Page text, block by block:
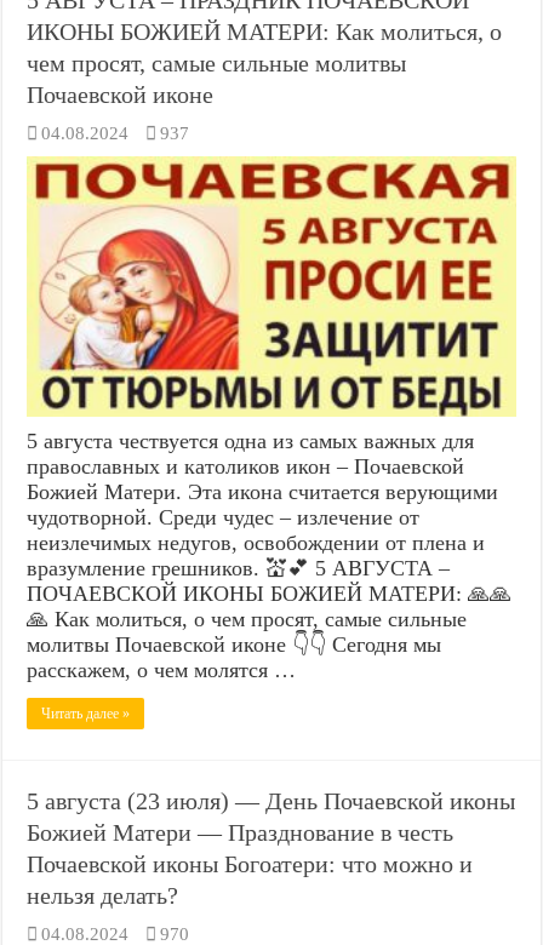
ИКОНЫ БОЖИЕЙ МАТЕРИ: Как молиться, о
чем просят, самые сильные молитвы
Почаевской иконе
04.08.2024 937
5 августа чествуется одна из самых важных для
православных и католиков икон – Почаевской
Божией Матери. Эта икона считается верующими
чудотворной. Среди чудес – излечение от
неизлечимых недугов, освобождении от плена и
вразумление грешников. 💒💕 5 АВГУСТА –
ПОЧАЕВСКОЙ ИКОНЫ БОЖИЕЙ МАТЕРИ: 🙏🙏
🙏 Как молиться, о чем просят, самые сильные
молитвы Почаевской иконе 👇👇 Сегодня мы
расскажем, о чем молятся …
Читать далее »
5 августа (23 июля) — День Почаевской иконы
Божией Матери — Празднование в честь
Почаевской иконы Богоатери: что можно и
нельзя делать?
04.08.2024 970